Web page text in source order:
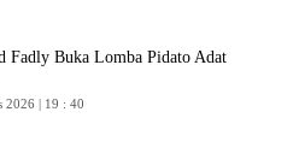
Fadly Buka Lomba Pidato Adat
2026 | 19 : 40